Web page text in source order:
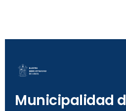
Municipalidad